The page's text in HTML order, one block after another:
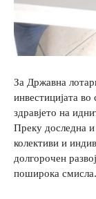
За Државна
инвестицијата
здравјето на
Преку доследна
колективи и
долгорочен
поширока смисла.